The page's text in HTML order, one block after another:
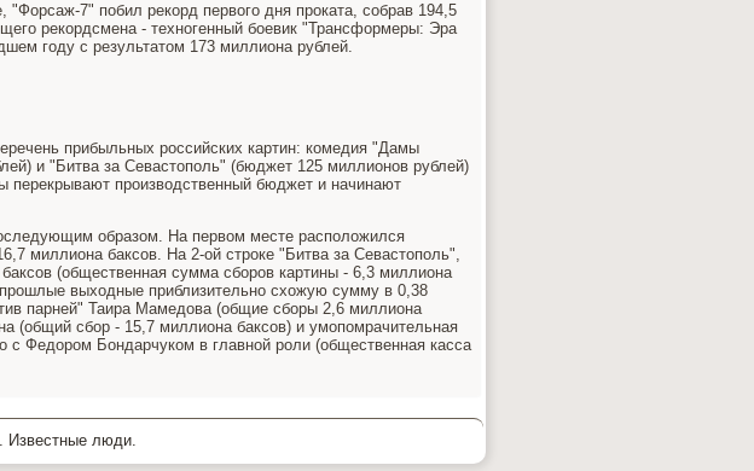
"Форсаж-7" побил рекорд первого дня проката, собрав 194,5
рекордсмена - техногенный боевик "Трансформеры: Эра
году с результатом 173 миллиона рублей.
прибыльных российских картин: комедия "Дамы
и "Битва за Севастополь" (бюджет 125 миллионов рублей)
перекрывают производственный бюджет и начинают
образом. На первом месте расположился
миллиона баксов. На 2-ой строке "Битва за Севастополь",
(общественная сумма сборов картины - 6,3 миллиона
выходные приблизительно схожую сумму в 0,38
парней" Таира Мамедова (общие сборы 2,6 миллиона
(общий сбор - 15,7 миллиона баксов) и умопомрачительная
с Федором Бондарчуком в главной роли (общественная касса
Известные люди.